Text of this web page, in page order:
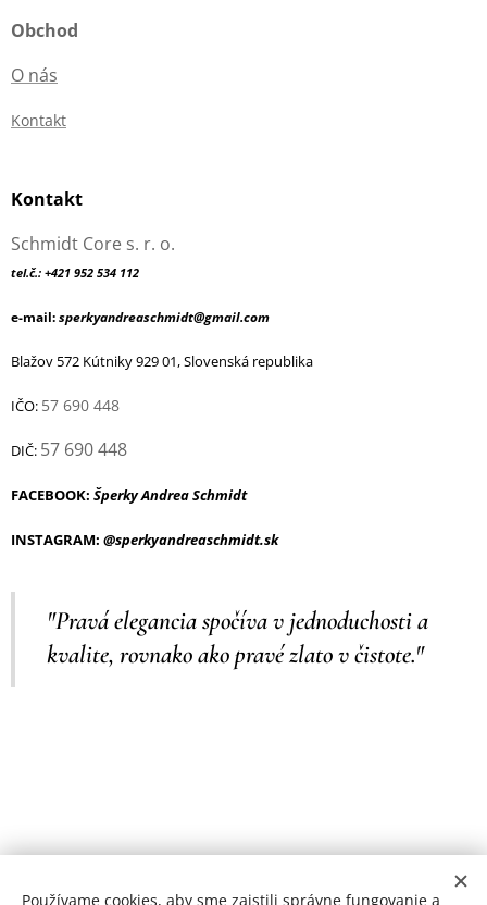
Obchod
O nás
Kontakt
Kontakt
Schmidt Core s. r. o.
tel.č.: +421 952 534 112
e-mail: sperkyandreaschmidt@gmail.com
Blažov 572 Kútniky 929 01, Slovenská republika
IČO: 57 690 448
DIČ: 57 690 448
FACEBOOK: Šperky Andrea Schmidt
INSTAGRAM: @sperkyandreaschmidt.sk
"Pravá elegancia spočíva v jednoduchosti a
kvalite, rovnako ako pravé zlato v čistote."
Používame cookies, aby sme zaistili správne fungovanie a